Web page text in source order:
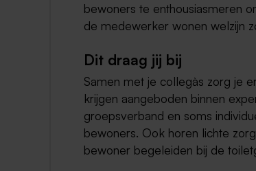
bewoners te enthousiasmeren
de medewerker wonen welzijn
Dit draag jij bij
Samen met je collega`s zorg je
krijgen aangeboden binnen
groepsverband en soms
bewoners. Ook horen lichte
bewoner begeleiden bij de